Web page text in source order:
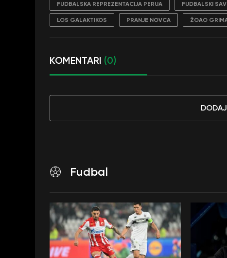
FUDBALSKA REPREZENTACIJA PERUA FUDBALSKI
LOS GALAKTIKOS PRANJE NOVCA ŽOAO
KOMENTARI (0)
Fudbal